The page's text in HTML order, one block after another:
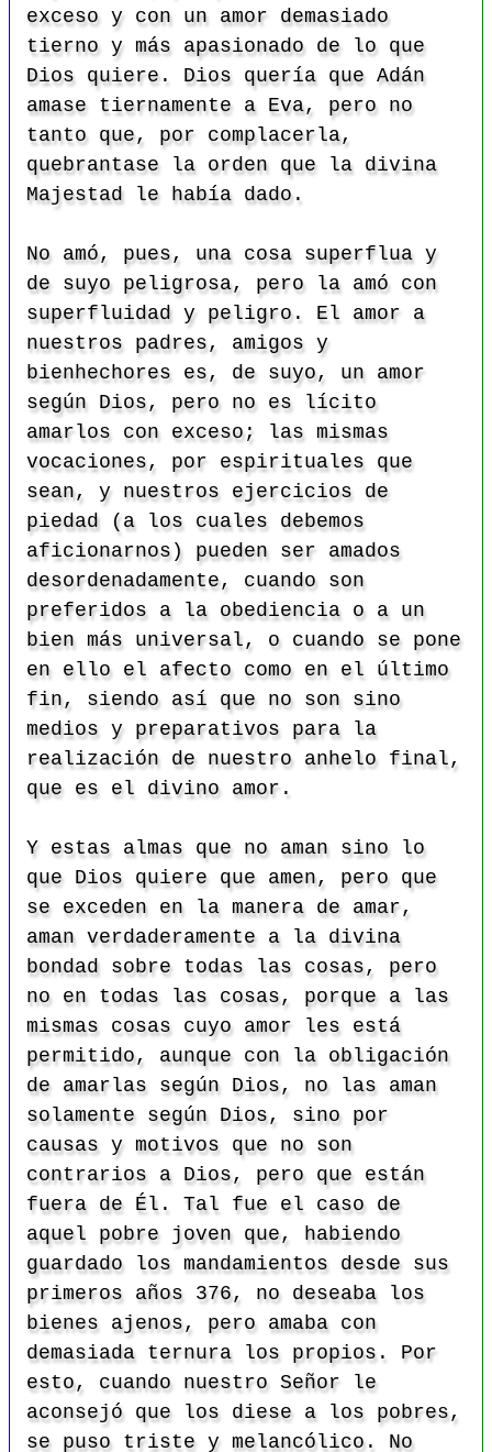
exceso y con un amor demasiado
tierno y más apasionado de lo que
Dios quiere. Dios quería que Adán
amase tiernamente a Eva, pero no
tanto que, por complacerla,
quebrantase la orden que la divina
Majestad le había dado.
No amó, pues, una cosa superflua y
de suyo peligrosa, pero la amó con
superfluidad y peligro. El amor a
nuestros padres, amigos y
bienhechores es, de suyo, un amor
según Dios, pero no es lícito
amarlos con exceso; las mismas
vocaciones, por espirituales que
sean, y nuestros ejercicios de
piedad (a los cuales debemos
aficionarnos) pueden ser amados
desordenadamente, cuando son
preferidos a la obediencia o a un
bien más universal, o cuando se pone
en ello el afecto como en el último
fin, siendo así que no son sino
medios y preparativos para la
realización de nuestro anhelo final,
que es el divino amor.
Y estas almas que no aman sino lo
que Dios quiere que amen, pero que
se exceden en la manera de amar,
aman verdaderamente a la divina
bondad sobre todas las cosas, pero
no en todas las cosas, porque a las
mismas cosas cuyo amor les está
permitido, aunque con la obligación
de amarlas según Dios, no las aman
solamente según Dios, sino por
causas y motivos que no son
contrarios a Dios, pero que están
fuera de Él. Tal fue el caso de
aquel pobre joven que, habiendo
guardado los mandamientos desde sus
primeros años 376, no deseaba los
bienes ajenos, pero amaba con
demasiada ternura los propios. Por
esto, cuando nuestro Señor le
aconsejó que los diese a los pobres,
se puso triste y melancólico. No